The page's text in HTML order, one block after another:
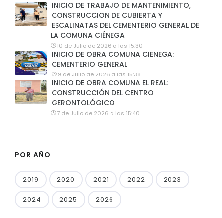
INICIO DE TRABAJO DE MANTENIMIENTO,
CONSTRUCCION DE CUBIERTA Y
ESCALINATAS DEL CEMENTERIO GENERAL DE
LA COMUNA CIÉNEGA
10 de Julio de 2026 a las 15:30
INICIO DE OBRA COMUNA CIENEGA:
CEMENTERIO GENERAL
9 de Julio de 2026 a las 15:38
INICIO DE OBRA COMUNA EL REAL:
CONSTRUCCIÓN DEL CENTRO
GERONTOLÓGICO
7 de Julio de 2026 a las 15:40
POR AÑO
2019 2020 2021 2022 2023
2024 2025 2026